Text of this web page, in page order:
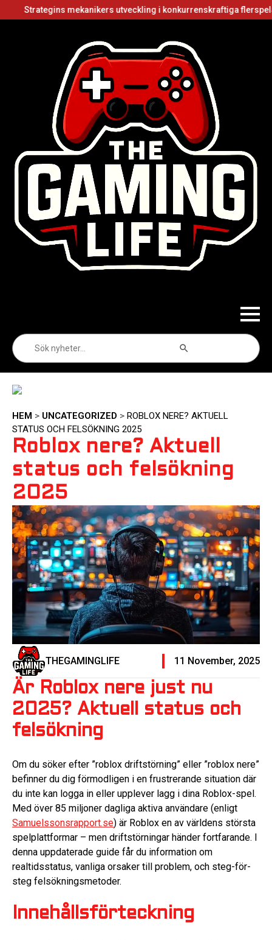
mekanikers utveckling i konkurrenskraftiga flerspelarvideospel
efter:
HEM > UNCATEGORIZED > ROBLOX NERE? AKTUELL
STATUS OCH FELSÖKNING 2025
Roblox nere? Aktuell
status och felsökning
2025
THEGAMINGLIFE 11 November, 2025
Är Roblox nere just nu
2025? Aktuell status och
felsökning
Om du söker efter ”roblox driftstörning” eller ”roblox nere”
befinner du dig förmodligen i en frustrerande situation där
du inte kan logga in eller upplever lagg i dina Roblox-spel.
Med över 85 miljoner dagliga aktiva användare (enligt
Samuelssonsrapport.se) är Roblox en av världens största
spelplattformar – men driftstörningar händer fortfarande. I
denna uppdaterade guide får du information om
realtidsstatus, vanliga orsaker till problem, och steg-för-
steg felsökningsmetoder.
Innehållsförteckning